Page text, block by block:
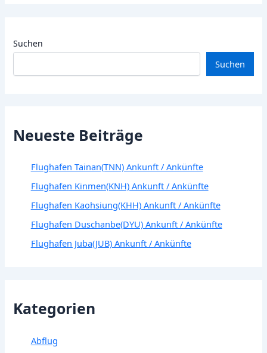
Suchen
Suchen
Neueste Beiträge
Flughafen Tainan(TNN) Ankunft / Ankünfte
Flughafen Kinmen(KNH) Ankunft / Ankünfte
Flughafen Kaohsiung(KHH) Ankunft / Ankünfte
Flughafen Duschanbe(DYU) Ankunft / Ankünfte
Flughafen Juba(JUB) Ankunft / Ankünfte
Kategorien
Abflug